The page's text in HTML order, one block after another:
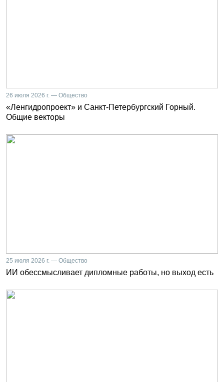
26 июля 2026 г. — Общество
«Ленгидропроект» и Санкт-Петербургский Горный.
Общие векторы
25 июля 2026 г. — Общество
ИИ обессмысливает дипломные работы, но выход есть